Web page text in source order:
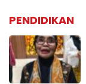
PENDIDIKAN